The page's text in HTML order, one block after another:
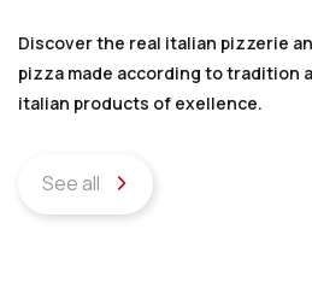
Discover the real italian pizzerie
pizza made according to tradition
italian products of exellence.
See all